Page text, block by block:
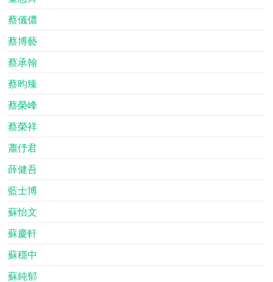
蔡儀儂
蔡博藝
蔡承翰
蔡昀臻
蔡榮峰
蔡榮祥
蕭伃君
薛健吾
藍士博
蘇怡文
蘇慶軒
蘇穩中
蘇純郁